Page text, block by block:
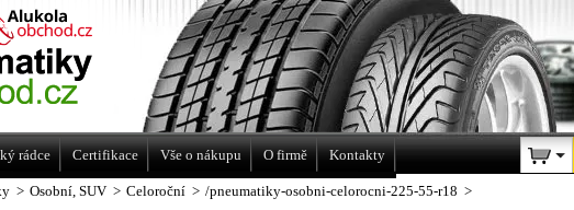
> Osobní, SUV > Celoroční > /pneumatiky-osobni-celorocni-225-55-r18 >
zimní, Alu kola
rádce Certifikace Vše o nákupu O firmě Kontakty